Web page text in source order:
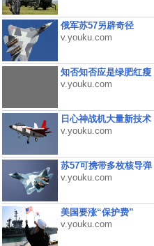
俄军苏57另辟奇径
v.youku.com
知否知否应是绿肥红瘦
v.youku.com
日心神战机大量新技术
v.youku.com
苏57可携带多枚核导弹
v.youku.com
美国要涨“保护费”
v.youku.com